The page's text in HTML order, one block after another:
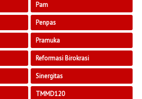
Pam
Penpas
Pramuka
Reformasi Birokrasi
Sinergitas
TMMD120